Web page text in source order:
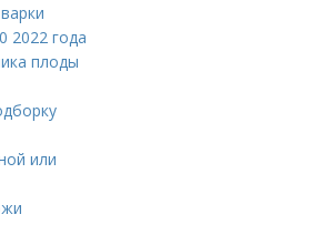
2022 года
плоды
или